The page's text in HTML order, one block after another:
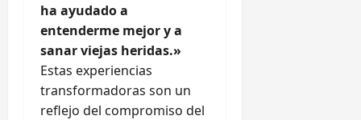
ha ayudado a
entenderme mejor y a
sanar viejas heridas.»
Estas experiencias
transformadoras son un
reflejo del compromiso del